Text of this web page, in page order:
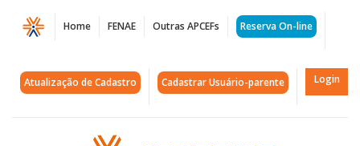
Página
Quer
aprender
Home FENAE Outras APCEFs Reserva On-line
Atualização de Cadastro Cadastrar Usuário-parente Login
Acessar